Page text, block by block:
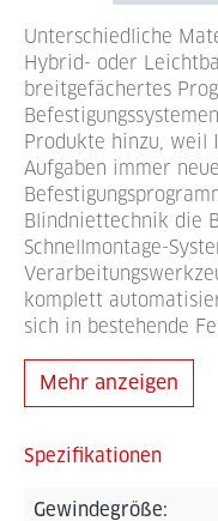
Unterschiedliche
Hybrid- oder
breitgefächertes
Produkte hinzu, weil
Aufgaben immer
Blindniettechnik die
Schnellmontage-
komplett
sich in bestehende
Mehr anzeigen
Spezifikationen
Gewindegröße: